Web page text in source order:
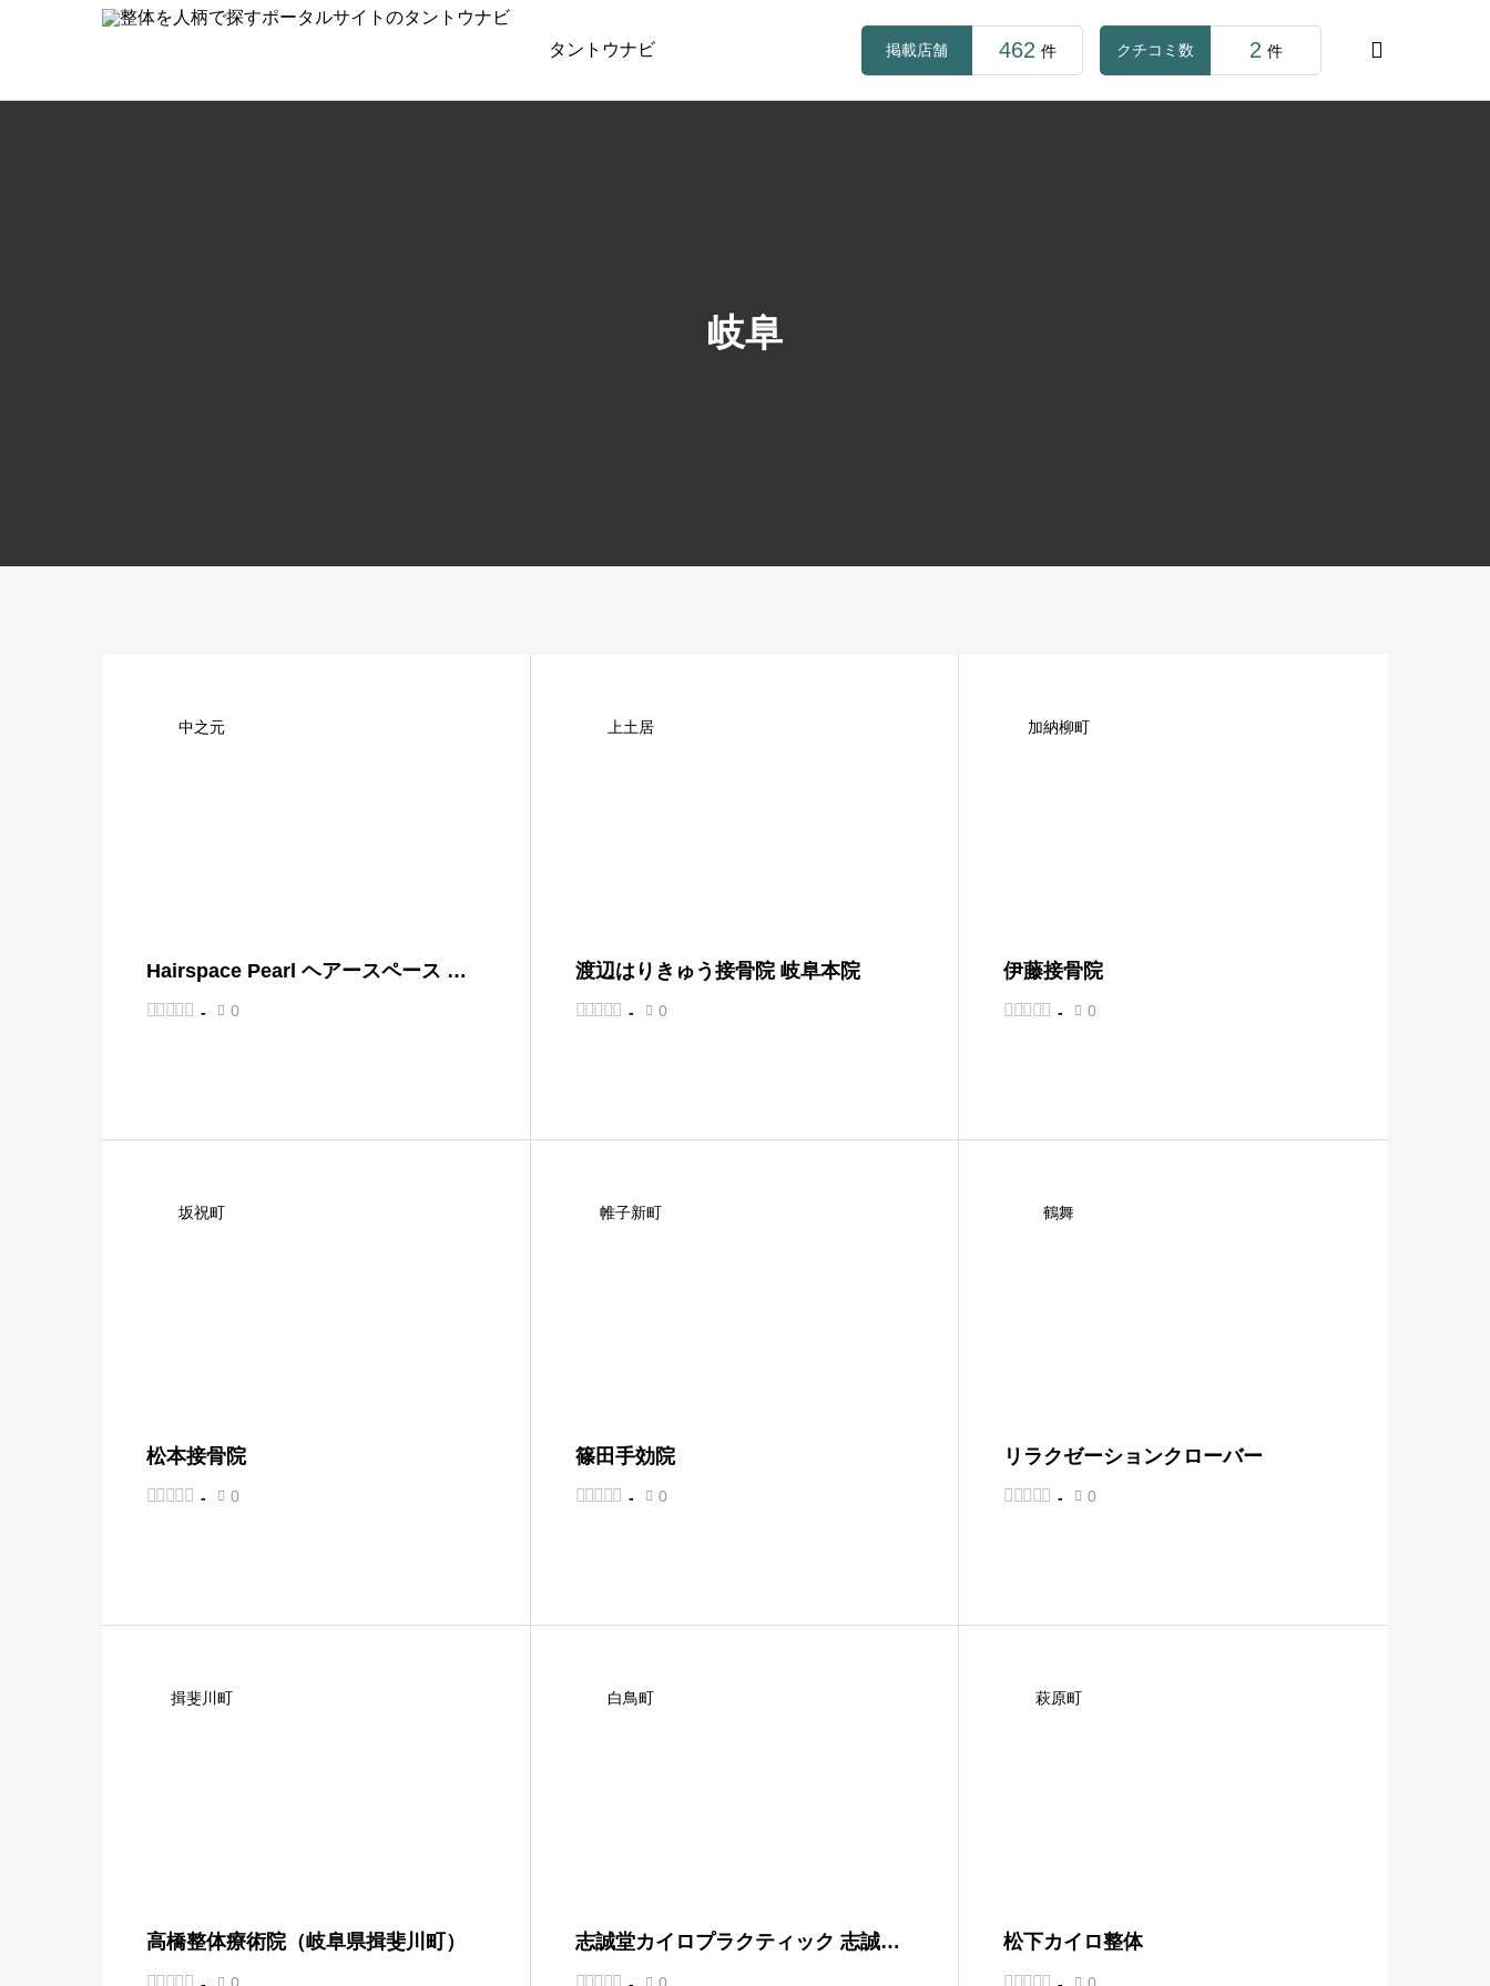
タントウナビ 
掲載店舗 462 件 クチコミ数 2 件
岐阜
中之元
Hairspace Pearl ヘアースペース パ
   -  0
上土居
渡辺はりきゅう接骨院 岐阜本院
  -  0
加納柳町
伊藤接骨院
   -  0
坂祝町
松本接骨院
   -  0
帷子新町
篠田手効院
  -  0
鶴舞
リラクゼーションクローバー
   -  0
揖斐川町
高橋整体療術院（岐阜県揖斐川町）
    0
白鳥町
志誠堂カイロプラクティック 志誠堂
   0
萩原町
松下カイロ整体
    0